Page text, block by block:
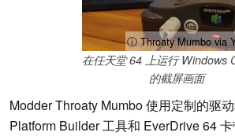
ⓘ Throaty Mumbo via
在任天堂 64 上运行 Windows
的截屏画面
Modder Throaty Mumbo 使用定制的驱
Platform Builder 工具和 EverDrive 64